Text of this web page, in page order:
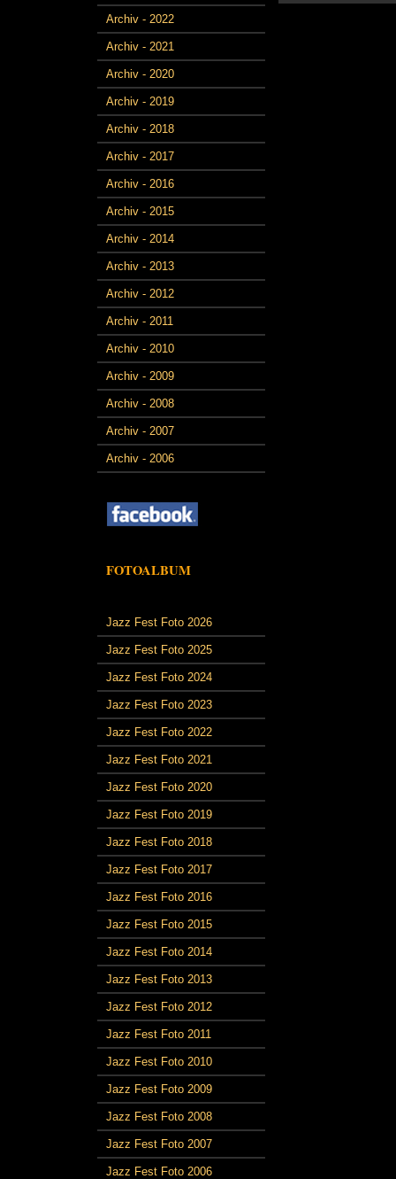
Archiv - 2022
Archiv - 2021
Archiv - 2020
Archiv - 2019
Archiv - 2018
Archiv - 2017
Archiv - 2016
Archiv - 2015
Archiv - 2014
Archiv - 2013
Archiv - 2012
Archiv - 2011
Archiv - 2010
Archiv - 2009
Archiv - 2008
Archiv - 2007
Archiv - 2006
FOTOALBUM
Jazz Fest Foto 2026
Jazz Fest Foto 2025
Jazz Fest Foto 2024
Jazz Fest Foto 2023
Jazz Fest Foto 2022
Jazz Fest Foto 2021
Jazz Fest Foto 2020
Jazz Fest Foto 2019
Jazz Fest Foto 2018
Jazz Fest Foto 2017
Jazz Fest Foto 2016
Jazz Fest Foto 2015
Jazz Fest Foto 2014
Jazz Fest Foto 2013
Jazz Fest Foto 2012
Jazz Fest Foto 2011
Jazz Fest Foto 2010
Jazz Fest Foto 2009
Jazz Fest Foto 2008
Jazz Fest Foto 2007
Jazz Fest Foto 2006